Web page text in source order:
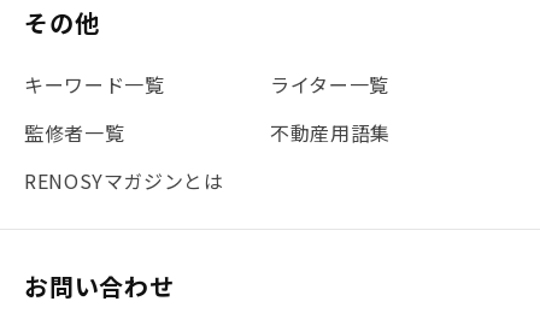
その他
キーワード一覧
ライター一覧
監修者一覧
不動産用語集
RENOSYマガジンとは
お問い合わせ